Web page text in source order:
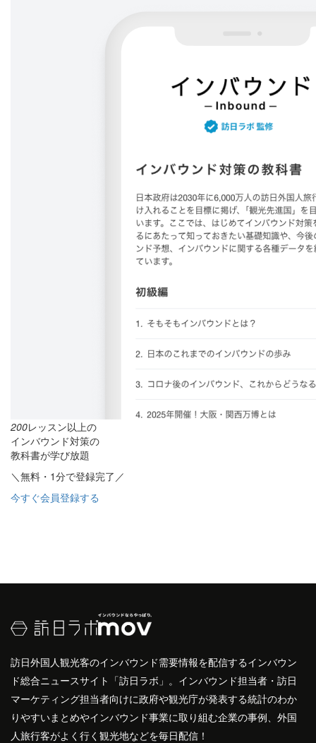
200レッスン以上の
インバウンド対策の
教科書が学び放題
＼無料・1分で登録完了／
今すぐ会員登録する
訪日外国人観光客のインバウンド需要情報を配信するインバウン
ド総合ニュースサイト「訪日ラボ」。インバウンド担当者・訪日
マーケティング担当者向けに政府や観光庁が発表する統計のわか
りやすいまとめやインバウンド事業に取り組む企業の事例、外国
人旅行客がよく行く観光地などを毎日配信！